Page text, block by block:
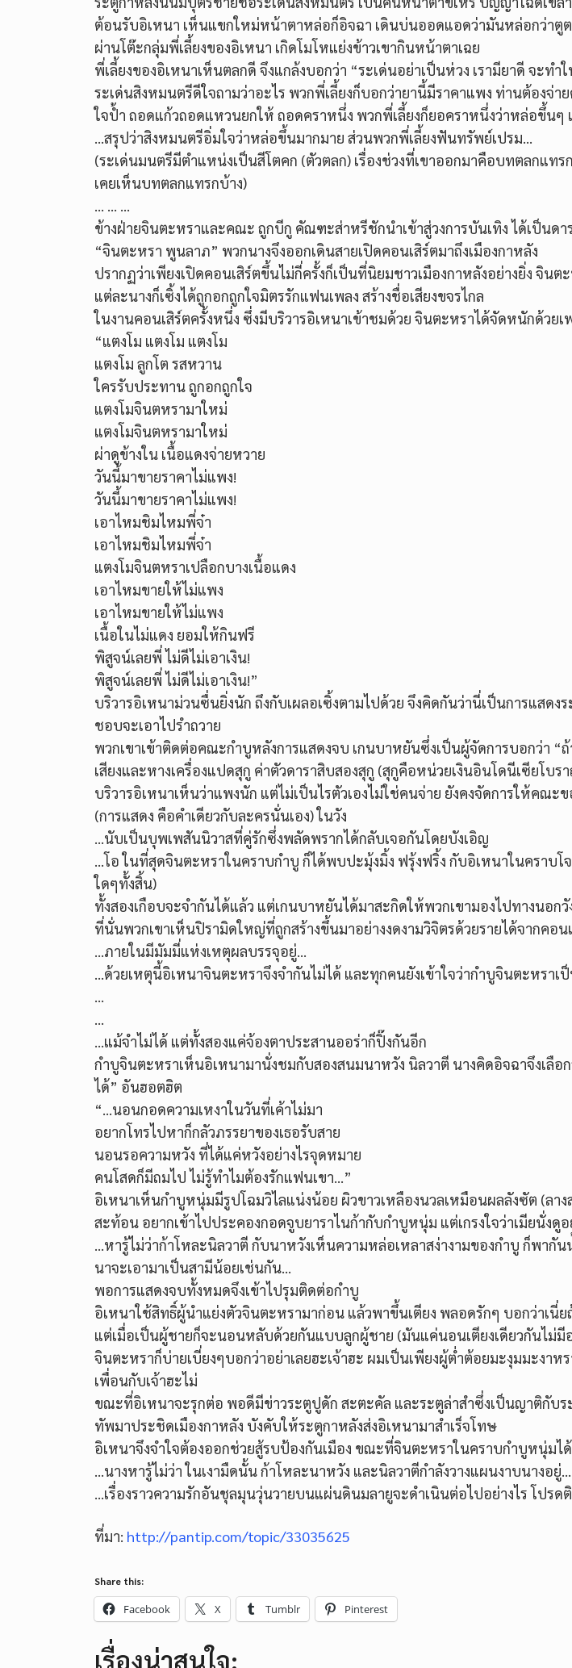
ต้อนรับอิเหนา เห็นแขกใหม่หน้าตาหล่อก็อิจฉา เดินบ่นออดแอดว่ามันหล่อกว่าตู
ผ่านโต๊ะกลุ่มพี่เลี้ยงของอิเหนา เกิดโมโหแย่งข้าวเขากินหน้าตาเฉย
พี่เลี้ยงของอิเหนาเห็นตลกดี จึงแกล้งบอกว่า “ระเด่นอย่าเป็นห่วง เรามียาดี จะท
ระเด่นสิงหมนตรีดีใจถามว่าอะไร พวกพี่เลี้ยงก็บอกว่ายานี้มีราคาแพง ท่านต้องจ่า
ใจป้ำ ถอดแก้วถอดแหวนยกให้ ถอดคราหนึ่ง พวกพี่เลี้ยงก็ยอคราหนึ่งว่าหล่อขึ้นๆ
…สรุปว่าสิงหมนตรีอิ่มใจว่าหล่อขึ้นมากมาย ส่วนพวกพี่เลี้ยงฟันทรัพย์เปรม…
(ระเด่นมนตรีมีตำแหน่งเป็นสีโตคก (ตัวตลก) เรื่องช่วงที่เขาออกมาคือบทตลกแทร
เคยเห็นบทตลกแทรกบ้าง)
… … …
ข้างฝ่ายจินตะหราและคณะ ถูกบีกู คัณฑะส่าหรีชักนำเข้าสู่วงการบันเทิง ได้เป็นดา
“จินตะหรา พูนลาภ” พวกนางจึงออกเดินสายเปิดคอนเสิร์ตมาถึงเมืองกาหลัง
ปรากฏว่าเพียงเปิดคอนเสิร์ตขึ้นไม่กี่ครั้งก็เป็นที่นิยมชาวเมืองกาหลังอย่างยิ่ง จินต
แต่ละนางก็เซิ้งได้ถูกอกถูกใจมิตรรักแฟนเพลง สร้างชื่อเสียงขจรไกล
ในงานคอนเสิร์ตครั้งหนึ่ง ซึ่งมีบริวารอิเหนาเข้าชมด้วย จินตะหราได้จัดหนักด้วย
“แตงโม แตงโม แตงโม
แตงโม ลูกโต รสหวาน
ใครรับประทาน ถูกอกถูกใจ
แตงโมจินตหรามาใหม่
แตงโมจินตหรามาใหม่
ผ่าดูข้างใน เนื้อแดงจ่ายหวาย
วันนี้มาขายราคาไม่แพง!
วันนี้มาขายราคาไม่แพง!
เอาไหมชิมไหมพี่จ๋า
เอาไหมชิมไหมพี่จ๋า
แตงโมจินตหราเปลือกบางเนื้อแดง
เอาไหมขายให้ไม่แพง
เอาไหมขายให้ไม่แพง
เนื้อในไม่แดง ยอมให้กินฟรี
พิสูจน์เลยพี่ ไม่ดีไม่เอาเงิน!
พิสูจน์เลยพี่ ไม่ดีไม่เอาเงิน!”
บริวารอิเหนาม่วนซื่นยิ่งนัก ถึงกับเผลอเซิ้งตามไปด้วย จึงคิดกันว่านี่เป็นการแสด
ชอบจะเอาไปรำถวาย
พวกเขาเข้าติดต่อคณะกำบูหลังการแสดงจบ เกนบาหยันซึ่งเป็นผู้จัดการบอกว่า “ถ้
เสียงและหางเครื่องแปดสุกู ค่าตัวดาราสิบสองสุกู (สุกูคือหน่วยเงินอินโดนีเซียโบร
บริวารอิเหนาเห็นว่าแพงนัก แต่ไม่เป็นไรตัวเองไม่ใช่คนจ่าย ยังคงจัดการให้คณะ
(การแสดง คือคำเดียวกับละครนั่นเอง) ในวัง
…นับเป็นบุพเพสันนิวาสที่คู่รักซึ่งพลัดพรากได้กลับเจอกันโดยบังเอิญ
…โอ ในที่สุดจินตะหราในคราบกำบู ก็ได้พบปะมุ้งมิ้ง ฟรุ้งฟริ้ง กับอิเหนาในคราบโ
ใดๆทั้งสิ้น)
ทั้งสองเกือบจะจำกันได้แล้ว แต่เกนบาหยันได้มาสะกิดให้พวกเขามองไปทางนอก
ที่นั่นพวกเขาเห็นปิรามิดใหญ่ที่ถูกสร้างขึ้นมาอย่างงดงามวิจิตรด้วยรายได้จากคอน
…ภายในมีมัมมี่แห่งเหตุผลบรรจุอยู่…
…ด้วยเหตุนี้อิเหนาจินตะหราจึงจำกันไม่ได้ และทุกคนยังเข้าใจว่ากำบูจินตะหราเ
…
…
…แม้จำไม่ได้ แต่ทั้งสองแค่จ้องตาประสานออร่าก็ปิ๊งกันอีก
กำบูจินตะหราเห็นอิเหนามานั่งชมกับสองสนมนาหวัง นิลวาตี นางคิดอิจฉาจึงเลือ
ได้” อันฮอตฮิต
“…นอนกอดความเหงาในวันที่เค้าไม่มา
อยากโทรไปหาก็กลัวภรรยาของเธอรับสาย
นอนรอความหวัง ที่ได้แค่หวังอย่างไรจุดหมาย
คนโสดก็มีถมไป ไม่รู้ทำไมต้องรักแฟนเขา…”
อิเหนาเห็นกำบูหนุ่มมีรูปโฉมวิไลแน่งน้อย ผิวขาวเหลืองนวลเหมือนผลลังซัต (ลาง
สะท้อน อยากเข้าไปประคองกอดจูบยาราไนก้ากับกำบูหนุ่ม แต่เกรงใจว่าเมียนั่งดู
…หารู้ไม่ว่าก้าโหละนิลวาตี กับนาหวังเห็นความหล่อเหลาสง่างามของกำบู ก็พากั
นาจะเอามาเป็นสามีน้อยเช่นกัน…
พอการแสดงจบทั้งหมดจึงเข้าไปรุมติดต่อกำบู
อิเหนาใช้สิทธิ์ผู้นำแย่งตัวจินตะหรามาก่อน แล้วพาขึ้นเตียง พลอดรักๆ บอกว่าเนี่
แต่เมื่อเป็นผู้ชายก็จะนอนหลับด้วยกันแบบลูกผู้ชาย (มันแค่นอนเตียงเดียวกันไม่มี
จินตะหราก็บ่ายเบี่ยงๆบอกว่าอย่าเลยฮะเจ้าฮะ ผมเป็นเพียงผู้ต่ำต้อยมะงุมมะงาห
เพื่อนกับเจ้าฮะไม่
ขณะที่อิเหนาจะรุกต่อ พอดีมีข่าวระตูปูดัก สะตะคัล และระตูล่าสำซึ่งเป็นญาติกับร
ทัพมาประชิดเมืองกาหลัง บังคับให้ระตูกาหลังส่งอิเหนามาสำเร็จโทษ
อิเหนาจึงจำใจต้องออกช่วยสู้รบป้องกันเมือง ขณะที่จินตะหราในคราบกำบูหนุ่มไ
…นางหารู้ไม่ว่า ในเงามืดนั้น ก้าโหละนาหวัง และนิลวาตีกำลังวางแผนงาบนางอยู่…
…เรื่องราวความรักอันชุลมุนวุ่นวายบนแผ่นดินมลายูจะดำเนินต่อไปอย่างไร โปรด
ที่มา: http://pantip.com/topic/33035625
Share this:
Facebook X Tumblr Pinterest
เรื่องน่าสนใจ: